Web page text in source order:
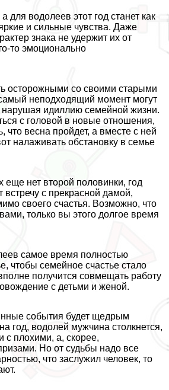
для водолеев этот год станет как
и сильные чувства. Даже
знака не удержит их от
то эмоционально
осторожными со своими старыми
неподходящий момент могут
идиллию семейной жизни.
с головой в новые отношения,
что весна пройдет, а вместе с ней
налаживать обстановку в семье
еще нет второй половинки, год
встречу с прекрасной дамой,
своего счастья. Возможно, что
только вы этого долгое время
самое время полностью
чтобы семейное счастье стало
получится совмещать работу
с детьми и женой.
события будет щедрым
год, водолей мужчина столкнется,
с плохими, а, скорее,
Но от судьбы надо все
что заслужил человек, то